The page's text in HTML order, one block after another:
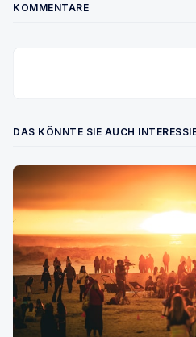
KOMMENTARE
DAS KÖNNTE SIE AUCH